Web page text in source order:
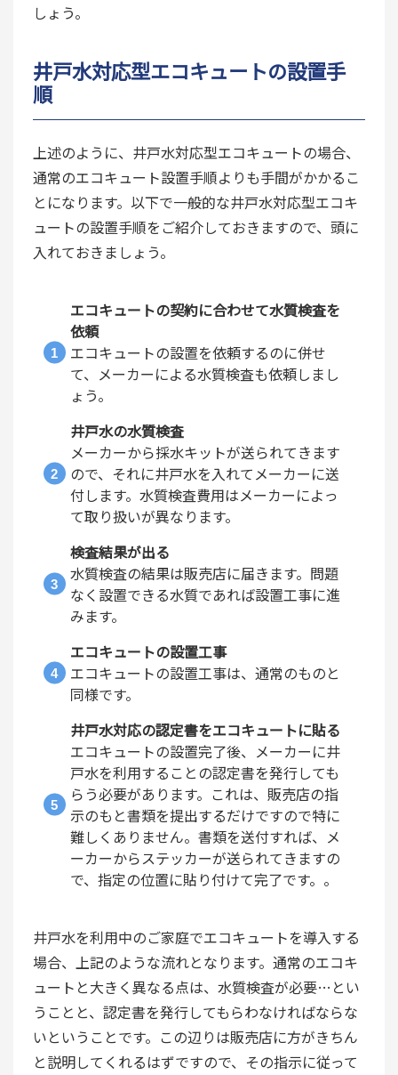
しょう。
井戸水対応型エコキュートの設置手
順
上述のように、井戸水対応型エコキュートの場合、
通常のエコキュート設置手順よりも手間がかかるこ
とになります。以下で一般的な井戸水対応型エコキ
ュートの設置手順をご紹介しておきますので、頭に
入れておきましょう。
エコキュートの契約に合わせて水質検査を
依頼
エコキュートの設置を依頼するのに併せ
て、メーカーによる水質検査も依頼しまし
ょう。
井戸水の水質検査
メーカーから採水キットが送られてきます
ので、それに井戸水を入れてメーカーに送
付します。水質検査費用はメーカーによっ
て取り扱いが異なります。
検査結果が出る
水質検査の結果は販売店に届きます。問題
なく設置できる水質であれば設置工事に進
みます。
エコキュートの設置工事
エコキュートの設置工事は、通常のものと
同様です。
井戸水対応の認定書をエコキュートに貼る
エコキュートの設置完了後、メーカーに井
戸水を利用することの認定書を発行しても
らう必要があります。これは、販売店の指
示のもと書類を提出するだけですので特に
難しくありません。書類を送付すれば、メ
ーカーからステッカーが送られてきますの
で、指定の位置に貼り付けて完了です。。
井戸水を利用中のご家庭でエコキュートを導入する
場合、上記のような流れとなります。通常のエコキ
ュートと大きく異なる点は、水質検査が必要…とい
うことと、認定書を発行してもらわなければならな
いということです。この辺りは販売店に方がきちん
と説明してくれるはずですので、その指示に従って